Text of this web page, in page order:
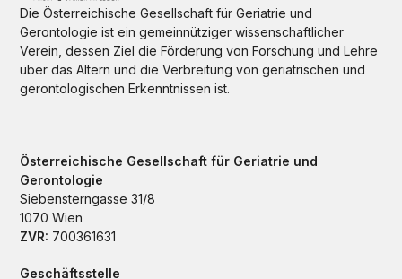
Die Österreichische Gesellschaft für Geriatrie und
Gerontologie ist ein gemeinnütziger wissenschaftlicher
Verein, dessen Ziel die Förderung von Forschung und Lehre
über das Altern und die Verbreitung von geriatrischen und
gerontologischen Erkenntnissen ist.
Österreichische Gesellschaft für Geriatrie und
Gerontologie
Siebensterngasse 31/8
1070 Wien
ZVR: 700361631
Geschäftsstelle